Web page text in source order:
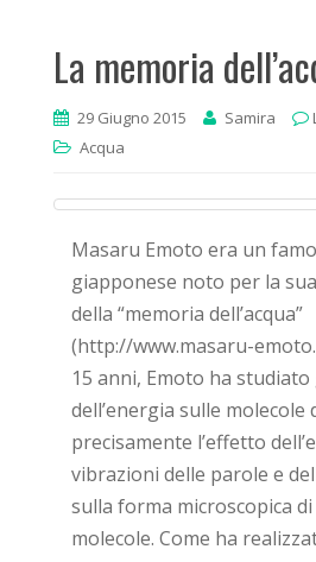
La memoria
29 Giugno 2015 Samira
Acqua
Masaru Emoto era un
giapponese noto per la
della “memoria dell’acqua”
(http://www.masaru-
15 anni, Emoto ha
dell’energia sulle molecole
precisamente l’effetto
vibrazioni delle parole e
sulla forma microscopica
molecole. Come ha